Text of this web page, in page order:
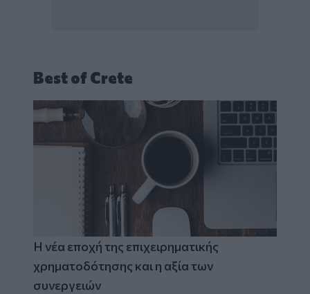
Best of Crete
Η νέα εποχή της επιχειρηματικής
χρηματοδότησης και η αξία των
συνεργειών